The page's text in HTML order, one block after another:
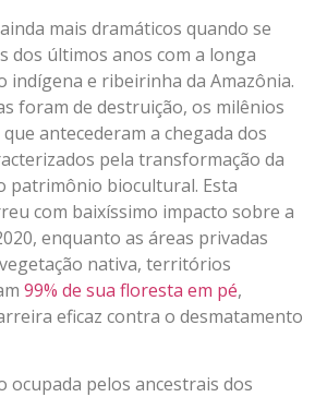
mais dramáticos quando se
dos últimos anos com a longa
indígena e ribeirinha da Amazônia.
foram de destruição, os milênios
antecederam a chegada dos
pela transformação da
patrimônio biocultural. Esta
com baixíssimo impacto sobre a
enquanto as áreas privadas
nativa, territórios
99% de sua floresta em pé,
eficaz contra o desmatamento
ocupada pelos ancestrais dos